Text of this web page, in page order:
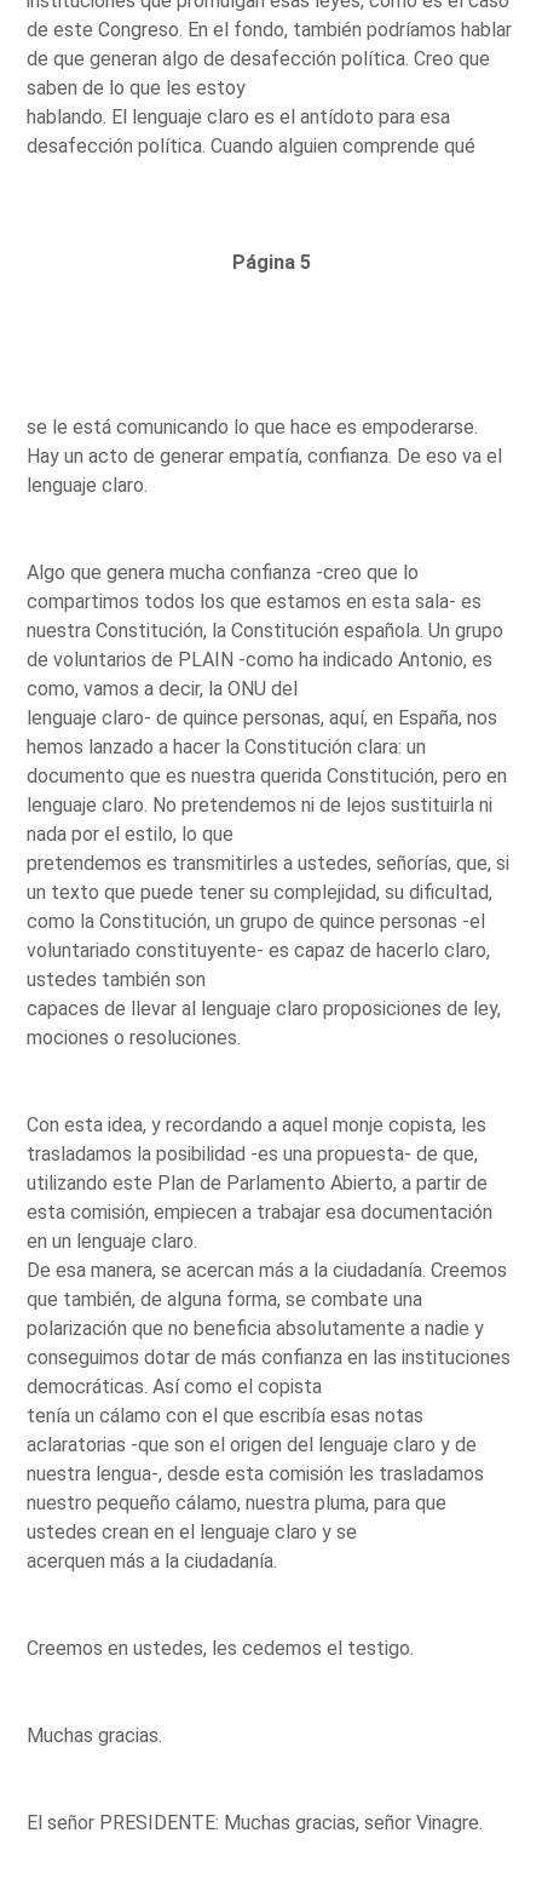
de este Congreso. En el fondo, también podríamos hablar
de que generan algo de desafección política. Creo que
saben de lo que les estoy
hablando. El lenguaje claro es el antídoto para esa
desafección política. Cuando alguien comprende qué
Página 5
se le está comunicando lo que hace es empoderarse.
Hay un acto de generar empatía, confianza. De eso va el
lenguaje claro.
Algo que genera mucha confianza -creo que lo
compartimos todos los que estamos en esta sala- es
nuestra Constitución, la Constitución española. Un grupo
de voluntarios de PLAIN -como ha indicado Antonio, es
como, vamos a decir, la ONU del
lenguaje claro- de quince personas, aquí, en España, nos
hemos lanzado a hacer la Constitución clara: un
documento que es nuestra querida Constitución, pero en
lenguaje claro. No pretendemos ni de lejos sustituirla ni
nada por el estilo, lo que
pretendemos es transmitirles a ustedes, señorías, que, si
un texto que puede tener su complejidad, su dificultad,
como la Constitución, un grupo de quince personas -el
voluntariado constituyente- es capaz de hacerlo claro,
ustedes también son
capaces de llevar al lenguaje claro proposiciones de ley,
mociones o resoluciones.
Con esta idea, y recordando a aquel monje copista, les
trasladamos la posibilidad -es una propuesta- de que,
utilizando este Plan de Parlamento Abierto, a partir de
esta comisión, empiecen a trabajar esa documentación
en un lenguaje claro.
De esa manera, se acercan más a la ciudadanía. Creemos
que también, de alguna forma, se combate una
polarización que no beneficia absolutamente a nadie y
conseguimos dotar de más confianza en las instituciones
democráticas. Así como el copista
tenía un cálamo con el que escribía esas notas
aclaratorias -que son el origen del lenguaje claro y de
nuestra lengua-, desde esta comisión les trasladamos
nuestro pequeño cálamo, nuestra pluma, para que
ustedes crean en el lenguaje claro y se
acerquen más a la ciudadanía.
Creemos en ustedes, les cedemos el testigo.
Muchas gracias.
El señor PRESIDENTE: Muchas gracias, señor Vinagre.